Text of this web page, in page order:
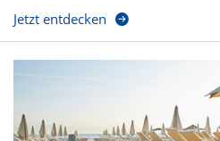
Jetzt entdecken